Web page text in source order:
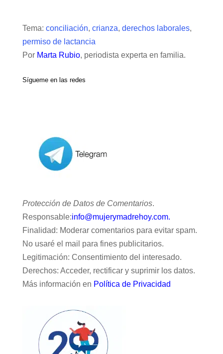
Tema: conciliación, crianza, derechos laborales,
permiso de lactancia
Por Marta Rubio, periodista experta en familia.
Sígueme en las redes
Protección de Datos de Comentarios.
Responsable:info@mujerymadrehoy.com.
Finalidad: Moderar comentarios para evitar spam.
No usaré el mail para fines publicitarios.
Legitimación: Consentimiento del interesado.
Derechos: Acceder, rectificar y suprimir los datos.
Más información en Política de Privacidad